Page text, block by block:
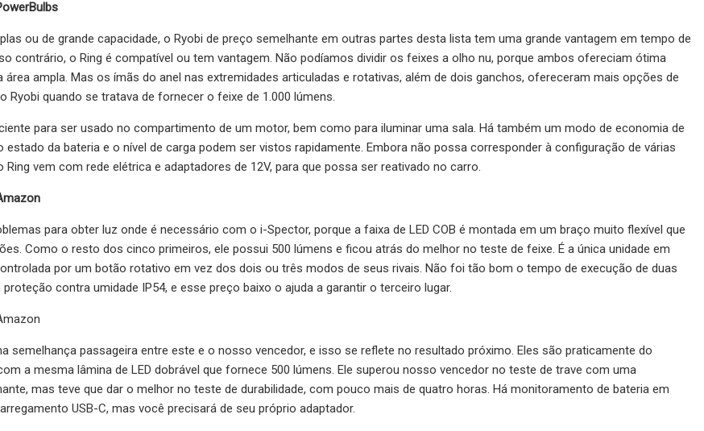
ou de grande capacidade, o Ryobi de preço semelhante em outras partes desta lista tem uma grande vantagem em tempo de
contrário, o Ring é compatível ou tem vantagem. Não podíamos dividir os feixes a olho nu, porque ambos ofereciam ótima
área ampla. Mas os ímãs do anel nas extremidades articuladas e rotativas, além de dois ganchos, ofereceram mais opções de
Ryobi quando se tratava de fornecer o feixe de 1.000 lúmens.
para ser usado no compartimento de um motor, bem como para iluminar uma sala. Há também um modo de economia de
estado da bateria e o nível de carga podem ser vistos rapidamente. Embora não possa corresponder à configuração de várias
Ring vem com rede elétrica e adaptadores de 12V, para que possa ser reativado no carro.
para obter luz onde é necessário com o i-Spector, porque a faixa de LED COB é montada em um braço muito flexível que
Como o resto dos cinco primeiros, ele possui 500 lúmens e ficou atrás do melhor no teste de feixe. É a única unidade em
por um botão rotativo em vez dos dois ou três modos de seus rivais. Não foi tão bom o tempo de execução de duas
contra umidade IP54, e esse preço baixo o ajuda a garantir o terceiro lugar.
semelhança passageira entre este e o nosso vencedor, e isso se reflete no resultado próximo. Eles são praticamente do
a mesma lâmina de LED dobrável que fornece 500 lúmens. Ele superou nosso vencedor no teste de trave com uma
mas teve que dar o melhor no teste de durabilidade, com pouco mais de quatro horas. Há monitoramento de bateria em
USB-C, mas você precisará de seu próprio adaptador.